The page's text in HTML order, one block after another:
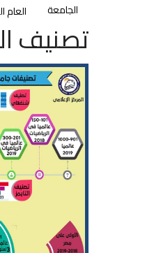
الجامعة العام
تصنيف